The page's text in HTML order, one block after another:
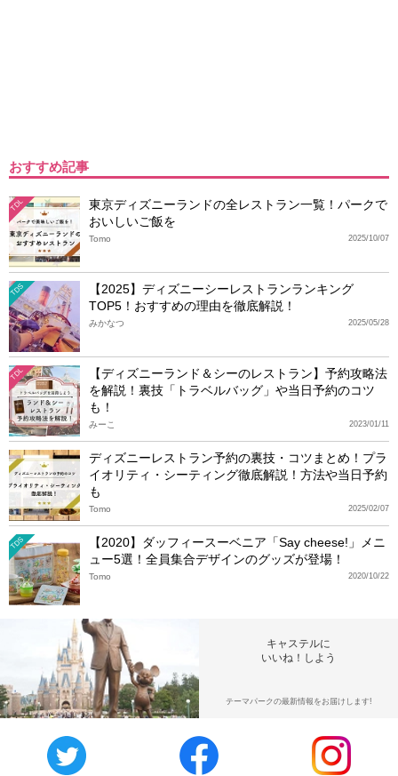
おすすめ記事
TDL
東京ディズニーランドの全レストラン一覧！パークで
おいしいご飯を
2025/10/07
Tomo
TDS
【2025】ディズニーシーレストランランキング
TOP5！おすすめの理由を徹底解説！
2025/05/28
みかなつ
TDL
【ディズニーランド＆シーのレストラン】予約攻略法
を解説！裏技「トラベルバッグ」や当日予約のコツ
も！
2023/01/11
みーこ
ディズニーレストラン予約の裏技・コツまとめ！プラ
イオリティ・シーティング徹底解説！方法や当日予約
も
2025/02/07
Tomo
TDS
【2020】ダッフィースーベニア「Say cheese!」メニ
ュー5選！全員集合デザインのグッズが登場！
2020/10/22
Tomo
キャステルに
いいね！しよう
テーマパークの最新情報をお届けします!